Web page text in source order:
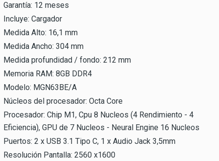
Garantía: 12 meses
Incluye: Cargador
Medida Alto: 16,1 mm
Medida Ancho: 304 mm
Medida profundidad / fondo: 212 mm
Memoria RAM: 8GB DDR4
Modelo: MGN63BE/A
Núcleos del procesador: Octa Core
Procesador: Chip M1, Cpu 8 Nucleos (4 Rendimiento - 4
Eficiencia), GPU de 7 Nucleos - Neural Engine 16 Nucleos
Puertos: 2 x USB 3.1 Tipo C, 1 x Audio Jack 3,5mm
Resolución Pantalla: 2560 x1600